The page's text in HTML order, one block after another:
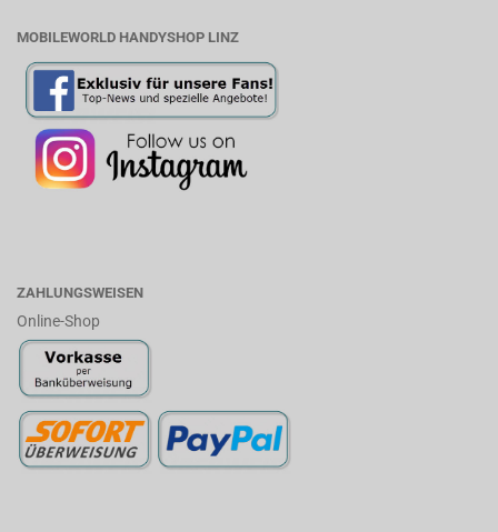
MOBILEWORLD HANDYSHOP LINZ
ZAHLUNGSWEISEN
Online-Shop